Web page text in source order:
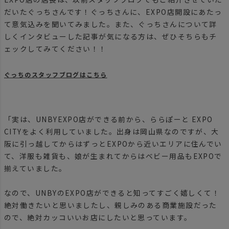
だいたぐっちさんです！ぐっちさんに、EXPO店開設にあたっ
て意気込みを聞いてみました。また、ぐっちさんについて詳
しくインタビューした記事が気になる方は、ぜひそちらもチ
ェックしてみてください！！
ぐっちのスタッフブログはこちら
「実は、UNBYEXPO店ができる前から、ららぽーと EXPO
CITYをよく利用していました。出身は岡山県なのですが、大
阪に引っ越してからはずっとEXPOから近いエリアに住んでい
て、洋服も雑貨も、娘が生まれてからはベビー用品もEXPOで
揃えていました。
なので、UNBYのEXPO店ができると知ってすごく嬉しくて！
絶対働きたいと思いましたし、親しみのある商業施設だった
ので、絶対カッコいいお店にしたいと思っています。